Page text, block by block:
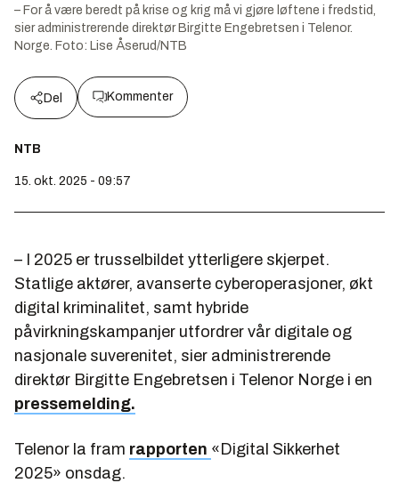
– For å være beredt på krise og krig må vi gjøre løftene i fredstid,
sier administrerende direktør Birgitte Engebretsen i Telenor.
Norge. Foto: Lise Åserud/NTB
Del Kommenter
NTB
15. okt. 2025 - 09:57
– I 2025 er trusselbildet ytterligere skjerpet.
Statlige aktører, avanserte cyberoperasjoner, økt
digital kriminalitet, samt hybride
påvirkningskampanjer utfordrer vår digitale og
nasjonale suverenitet, sier administrerende
direktør Birgitte Engebretsen i Telenor Norge i en
pressemelding.
Telenor la fram rapporten «Digital Sikkerhet
2025» onsdag.